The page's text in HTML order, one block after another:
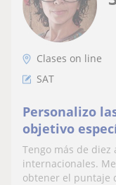
Clases on line
SAT
Personalizo
objetivo
Tengo más de diez
internacionales.
obtener el puntaje